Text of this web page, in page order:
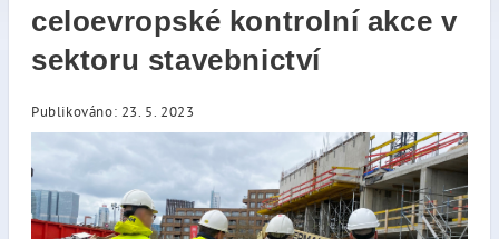
celoevropské kontrolní akce v
sektoru stavebnictví
Publikováno: 23. 5. 2023